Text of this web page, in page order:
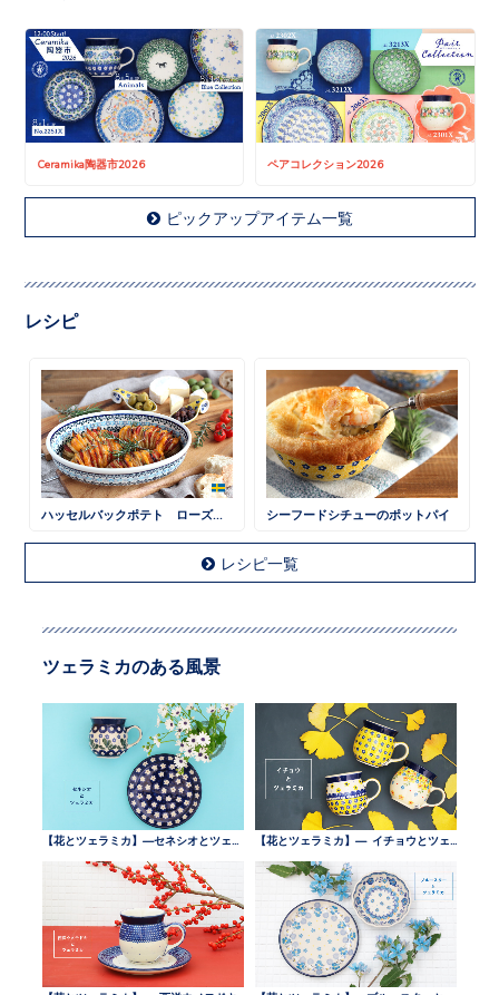
Ceramika陶器市2026 ペアコレクション2026
ピックアップアイテム一覧
レシピ
ハッセルバックポテト ローズマリー風味 シーフードシチューのポットパイ
レシピ一覧
ツェラミカのある風景